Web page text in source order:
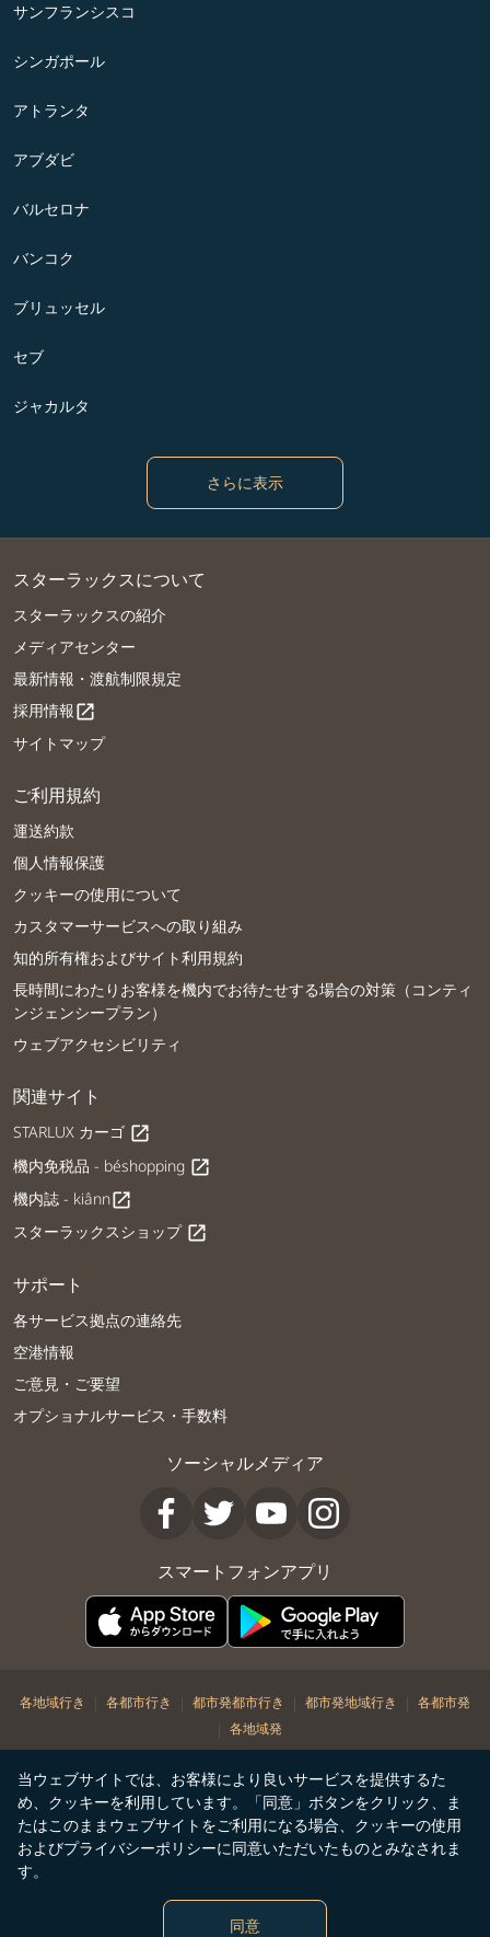
当ウェブサイトでは、お客様により良いサービスを提供するた
め、クッキーを利用しています。「同意」ボタンをクリック、ま
たはこのままウェブサイトをご利用になる場合、クッキーの使用
およびプライバシーポリシーに同意いただいたものとみなされま
す。
同意
サンフランシスコ
シンガポール
アトランタ
アブダビ
バルセロナ
バンコク
ブリュッセル
セブ
ジャカルタ
さらに表示
スターラックスについて
スターラックスの紹介
メディアセンター
最新情報・渡航制限規定
採用情報open_in_new
サイトマップ
ご利用規約
運送約款
個人情報保護
クッキーの使用について
カスタマーサービスへの取り組み
知的所有権およびサイト利用規約
長時間にわたりお客様を機内でお待たせする場合の対策（コンティ
ンジェンシープラン）
ウェブアクセシビリティ
関連サイト
STARLUX カーゴ open_in_new
機内免税品 - béshopping open_in_new
機内誌 - kiânnopen_in_new
スターラックスショップ open_in_new
サポート
各サービス拠点の連絡先
空港情報
ご意見・ご要望
オプショナルサービス・手数料
ソーシャルメディア
スマートフォンアプリ
各地域行き | 各都市行き | 都市発都市行き | 都市発地域行き | 各都市発
| 各地域発